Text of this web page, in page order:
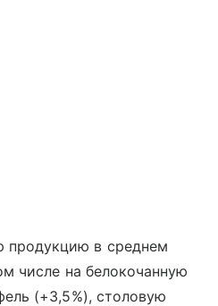
в среднем
числе на белокочанную
(+3,5%), столовую